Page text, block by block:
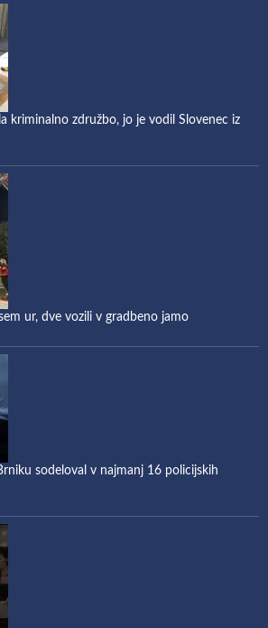
kriminalno združbo, jo je vodil Slovenec iz
ur, dve vozili v gradbeno jamo
sodeloval v najmanj 16 policijskih